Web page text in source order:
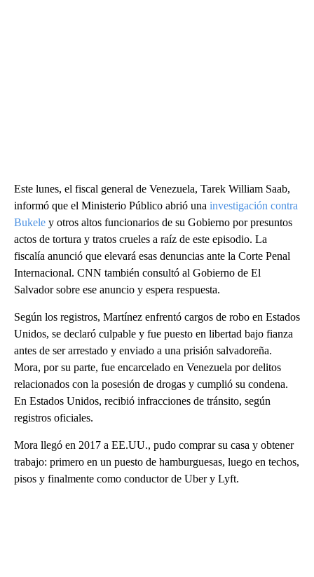
Este lunes, el fiscal general de Venezuela, Tarek William Saab,
informó que el Ministerio Público abrió una investigación contra
Bukele y otros altos funcionarios de su Gobierno por presuntos
actos de tortura y tratos crueles a raíz de este episodio. La
fiscalía anunció que elevará esas denuncias ante la Corte Penal
Internacional. CNN también consultó al Gobierno de El
Salvador sobre ese anuncio y espera respuesta.
Según los registros, Martínez enfrentó cargos de robo en Estados
Unidos, se declaró culpable y fue puesto en libertad bajo fianza
antes de ser arrestado y enviado a una prisión salvadoreña.
Mora, por su parte, fue encarcelado en Venezuela por delitos
relacionados con la posesión de drogas y cumplió su condena.
En Estados Unidos, recibió infracciones de tránsito, según
registros oficiales.
Mora llegó en 2017 a EE.UU., pudo comprar su casa y obtener
trabajo: primero en un puesto de hamburguesas, luego en techos,
pisos y finalmente como conductor de Uber y Lyft.